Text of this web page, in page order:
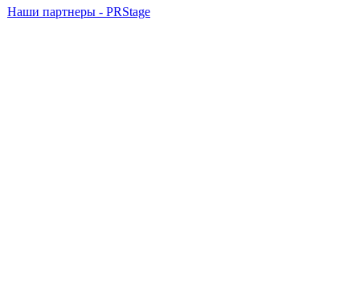
Наши партнеры - PRStage